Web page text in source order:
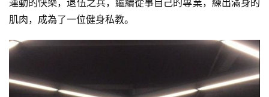
運動的快樂，退伍之兵，繼續從事自己的專業，練出滿身的
肌肉，成為了一位健身私教。